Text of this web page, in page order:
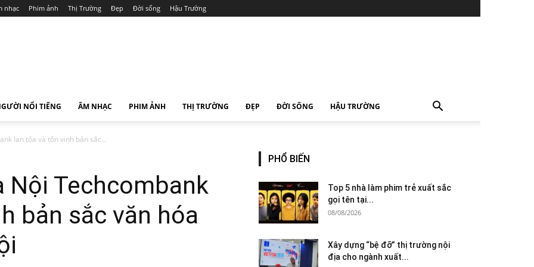
nhạc Phim ảnh Thị Trường Đẹp Đời sống Hậu Trường
NỔI TIẾNG ÂM NHẠC PHIM ẢNH THỊ TRƯỜNG ĐẸP ĐỜI SỐNG HẬU TRƯỜNG
lan tỏa và tôn vinh bản sắc...
Nội Techcombank
bản sắc văn hóa
PHỔ BIẾN
Top 5 nhà làm phim trẻ xuất sắc
gọi tên tại...
08/08/2026
Xây dựng “bệ đỡ” thị trường nội
địa cho ngành xuất...